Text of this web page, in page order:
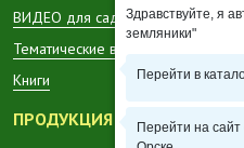
Здравствуйте, я
земляники"
Перейти в
Перейти на сайт
ВИДЕО для садоводов
Тематические вестники
Книги
ПРОДУКЦИЯ